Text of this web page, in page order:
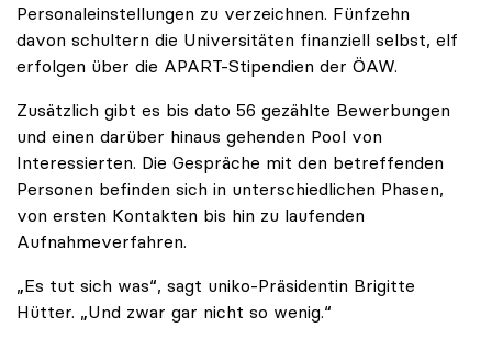
Personaleinstellungen zu verzeichnen. Fünfzehn
davon schultern die Universitäten finanziell selbst, elf
erfolgen über die APART-Stipendien der ÖAW.
Zusätzlich gibt es bis dato 56 gezählte Bewerbungen
und einen darüber hinaus gehenden Pool von
Interessierten. Die Gespräche mit den betreffenden
Personen befinden sich in unterschiedlichen Phasen,
von ersten Kontakten bis hin zu laufenden
Aufnahmeverfahren.
„Es tut sich was“, sagt uniko-Präsidentin Brigitte
Hütter. „Und zwar gar nicht so wenig.“